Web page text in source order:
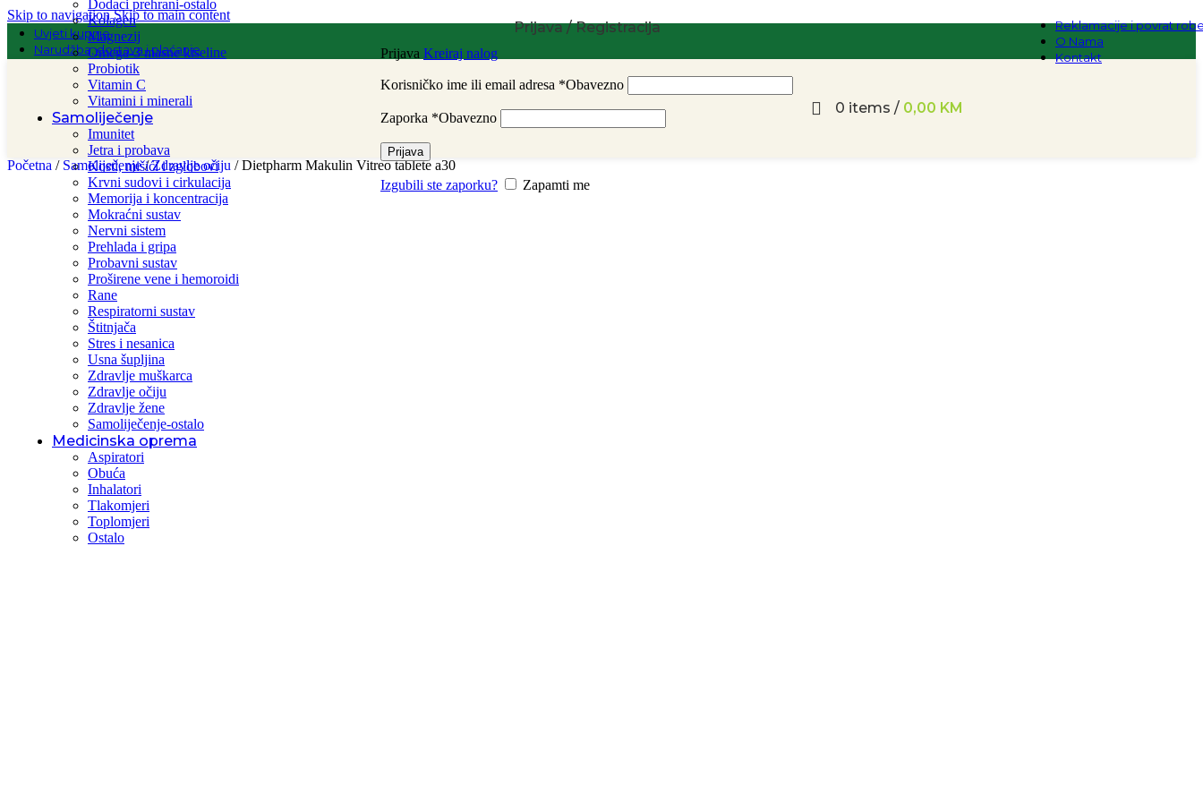
Skip to navigationSkip to main content
Uvjeti kupnje
Narudžba, dostava i plaćanje
Reklamacije i povrat
O Nama
Kontakt
Dodaci prehrani-ostalo
Kolagen
Magnezij
Omega-3 masne kiseline
Probiotik
Vitamin C
Vitamini i minerali
Samoliječenje
Imunitet
Jetra i probava
Kosti, mišići i zglobovi
Krvni sudovi i cirkulacija
Memorija i koncentracija
Mokraćni sustav
Nervni sistem
Prehlada i gripa
Probavni sustav
Proširene vene i hemoroidi
Rane
Respiratorni sustav
Štitnjača
Stres i nesanica
Usna šupljina
Zdravlje muškarca
Zdravlje očiju
Zdravlje žene
Samoliječenje-ostalo
Medicinska oprema
Aspiratori
Obuća
Inhalatori
Tlakomjeri
Toplomjeri
Ostalo
Prijava / Registracija
Prijava Kreiraj nalog
Korisničko ime ili email adresa *Obavezno
Zaporka *Obavezno
Prijava
Izgubili ste zaporku? Zapamti me
0 items / 0,00 KM
Početna / Samoliječenje/ Zdravlje očiju / Dietpharm Makulin Vitreo tablete a30